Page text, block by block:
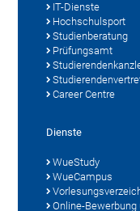
IT-Dienste
Hochschulsport
Studienberatung
Prüfungsamt
Career Centre
Dienste
WueStudy
WueCampus
Online-